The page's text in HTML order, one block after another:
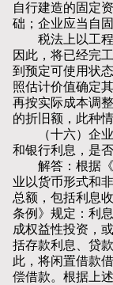
自行建造的固定
础；企业应当自
税法上以工程
因此，将已经完
到预定可使用状
照估计价值确定
再按实际成本调
的折旧额，此种
（十六）企业
和银行利息，是
解答：根据《
业以货币形式和
总额，包括利息
条例》规定：利
成权益性投资，
括存款利息、贷
此，将闲置借款
偿借款。根据上